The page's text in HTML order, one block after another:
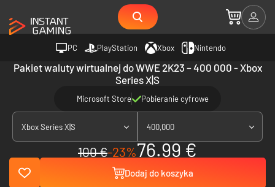
PC PlayStation Xbox Nintendo
Pakiet waluty wirtualnej do WWE 2K23 – 400 000 - Xbox
Series X|S
Microsoft Store Pobieranie cyfrowe
Xbox Series X|S 400,000
100 €-23%76.99 €
Dodaj do koszyka